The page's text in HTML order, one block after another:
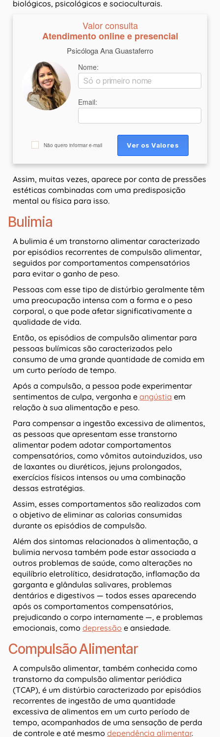
biológicos, psicológicos e socioculturais.
Valor consulta
Atendimento online e presencial
Psicóloga Ana Guastaferro
Nome:
Email:
Não quero informar e-mail
Assim, muitas vezes, aparece por conta de pressões
estéticas combinadas com uma predisposição
mental ou física para isso.
Bulimia
A bulimia é um transtorno alimentar caracterizado
por episódios recorrentes de compulsão alimentar,
seguidos por comportamentos compensatórios
para evitar o ganho de peso.
Pessoas com esse tipo de distúrbio geralmente têm
uma preocupação intensa com a forma e o peso
corporal, o que pode afetar significativamente a
qualidade de vida.
Então, os episódios de compulsão alimentar para
pessoas bulímicas são caracterizados pelo
consumo de uma grande quantidade de comida em
um curto período de tempo.
Após a compulsão, a pessoa pode experimentar
sentimentos de culpa, vergonha e angústia em
relação à sua alimentação e peso.
Para compensar a ingestão excessiva de alimentos,
as pessoas que apresentam esse transtorno
alimentar podem adotar comportamentos
compensatórios, como vômitos autoinduzidos, uso
de laxantes ou diuréticos, jejuns prolongados,
exercícios físicos intensos ou uma combinação
dessas estratégias.
Assim, esses comportamentos são realizados com
o objetivo de eliminar as calorias consumidas
durante os episódios de compulsão.
Além dos sintomas relacionados à alimentação, a
bulimia nervosa também pode estar associada a
outros problemas de saúde, como alterações no
equilíbrio eletrolítico, desidratação, inflamação da
garganta e glândulas salivares, problemas
dentários e digestivos — todos esses aparecendo
após os comportamentos compensatórios,
prejudicando o corpo internamente —, e problemas
emocionais, como depressão e ansiedade.
Compulsão Alimentar
A compulsão alimentar, também conhecida como
transtorno da compulsão alimentar periódica
(TCAP), é um distúrbio caracterizado por episódios
recorrentes de ingestão de uma quantidade
excessiva de alimentos em um curto período de
tempo, acompanhados de uma sensação de perda
de controle e até mesmo dependência alimentar.